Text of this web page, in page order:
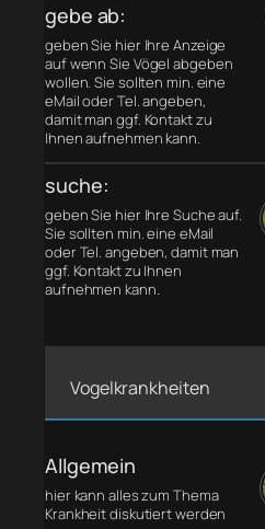
gebe ab:
geben Sie hier Ihre Anzeige
auf wenn Sie Vögel abgeben
wollen. Sie sollten min. eine
eMail oder Tel. angeben,
damit man ggf. Kontakt zu
Ihnen aufnehmen kann.
suche:
geben Sie hier Ihre Suche auf.
Sie sollten min. eine eMail
oder Tel. angeben, damit man
ggf. Kontakt zu Ihnen
aufnehmen kann.
Vogelkrankheiten
Allgemein
hier kann alles zum Thema
Krankheit diskutiert werden